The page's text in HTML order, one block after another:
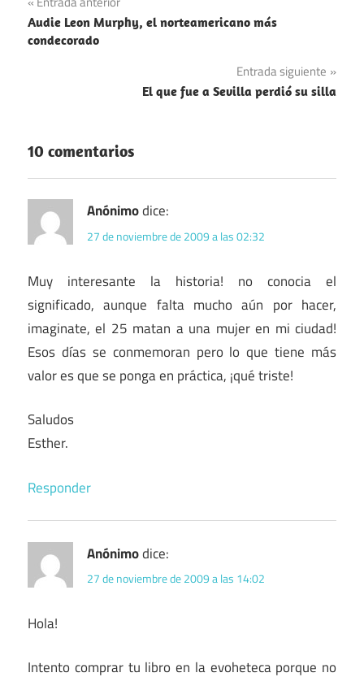
de
Audie Leon Murphy, el norteamericano más
condecorado
Entrada siguiente
El que fue a Sevilla perdió su silla
10 comentarios
Anónimodice:
27 de noviembre de 2009 a las 02:32
Muy interesante la historia! no conocia el
significado, aunque falta mucho aún por hacer,
imaginate, el 25 matan a una mujer en mi ciudad!
Esos días se conmemoran pero lo que tiene más
valor es que se ponga en práctica, ¡qué triste!
Saludos
Esther.
Responder
Anónimodice:
27 de noviembre de 2009 a las 14:02
Hola!
Intento comprar tu libro en la evoheteca porque no